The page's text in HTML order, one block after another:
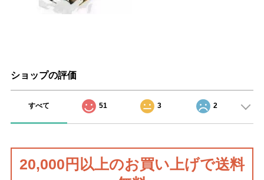
ショップの評価
すべて 51 3 2
20,000円以上のお買い上げで送料